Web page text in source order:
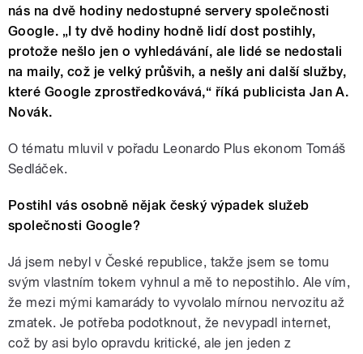
nás na dvě hodiny nedostupné servery společnosti
Google. „I ty dvě hodiny hodně lidí dost postihly,
protože nešlo jen o vyhledávání, ale lidé se nedostali
na maily, což je velký průšvih, a nešly ani další služby,
které Google zprostředkovává,“ říká publicista Jan A.
Novák.
O tématu mluvil v pořadu Leonardo Plus ekonom Tomáš
Sedláček.
Postihl vás osobně nějak český výpadek služeb
společnosti Google?
Já jsem nebyl v České republice, takže jsem se tomu
svým vlastním tokem vyhnul a mě to nepostihlo. Ale vím,
že mezi mými kamarády to vyvolalo mírnou nervozitu až
zmatek. Je potřeba podotknout, že nevypadl internet,
což by asi bylo opravdu kritické, ale jen jeden z